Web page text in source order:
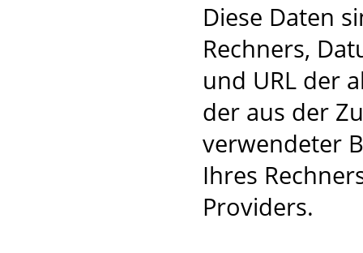
Diese Daten
Rechners,
und URL der
der aus der
verwendeter
Ihres
Providers.